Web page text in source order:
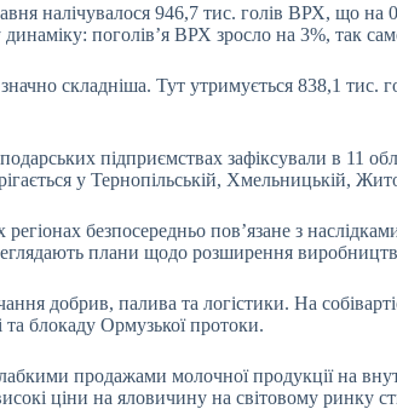
налічувалося 946,7 тис. голів ВРХ, що
поголів’я ВРХ зросло на 3%, так
складніша. Тут утримується 838,1 тис.
підприємствах зафіксували в 11
у Тернопільській, Хмельницькій,
безпосередньо пов’язане з
плани щодо розширення
добрив, палива та логістики. На
та блокаду Ормузької протоки.
продажами молочної продукції на
ціни на яловичину на світовому ринку